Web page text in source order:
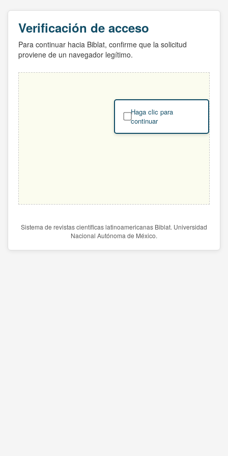
Verificación de acceso
Para continuar hacia Biblat, confirme que la solicitud
proviene de un navegador legítimo.
Haga clic para
continuar
Sistema de revistas científicas latinoamericanas Biblat. Universidad
Nacional Autónoma de México.